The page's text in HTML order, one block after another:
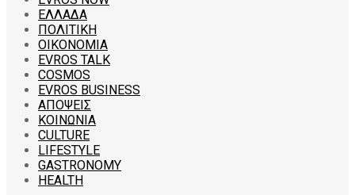
ΕΛΛΑΔΑ
ΠΟΛΙΤΙΚΗ
ΟΙΚΟΝΟΜΙΑ
EVROS TALK
COSMOS
EVROS BUSINESS
ΑΠΟΨΕΙΣ
ΚΟΙΝΩΝΙΑ
CULTURE
LIFESTYLE
GASTRONOMY
HEALTH